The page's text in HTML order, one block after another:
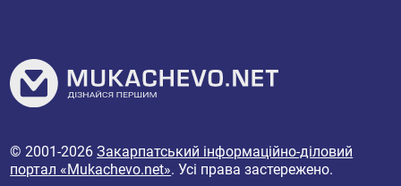
© 2001-2026Закарпатський інформаційно-діловий
портал «Mukachevo.net». Усі права застережено.